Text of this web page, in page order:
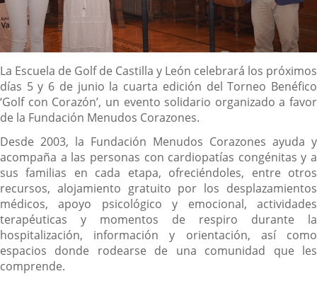
Descripción
La Escuela de Golf de Castilla y León celebrará los próximos
días 5 y 6 de junio la cuarta edición del Torneo Benéfico
‘Golf con Corazón’, un evento solidario organizado a favor
de la Fundación Menudos Corazones.
Desde 2003, la Fundación Menudos Corazones ayuda y
acompaña a las personas con cardiopatías congénitas y a
sus familias en cada etapa, ofreciéndoles, entre otros
recursos, alojamiento gratuito por los desplazamientos
médicos, apoyo psicológico y emocional, actividades
terapéuticas y momentos de respiro durante la
hospitalización, información y orientación, así como
espacios donde rodearse de una comunidad que les
comprende.